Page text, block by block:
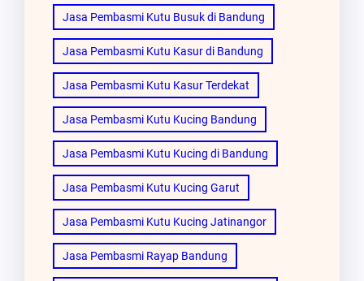
Jasa Pembasmi Kutu Busuk di Bandung
Jasa Pembasmi Kutu Kasur di Bandung
Jasa Pembasmi Kutu Kasur Terdekat
Jasa Pembasmi Kutu Kucing Bandung
Jasa Pembasmi Kutu Kucing di Bandung
Jasa Pembasmi Kutu Kucing Garut
Jasa Pembasmi Kutu Kucing Jatinangor
Jasa Pembasmi Rayap Bandung